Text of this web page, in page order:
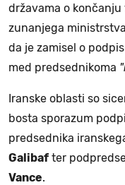
državama o
zunanjega
da je zamisel o
med predsednikoma
Iranske oblasti so
bosta sporazum
predsednika
Galibaf ter
Vance.